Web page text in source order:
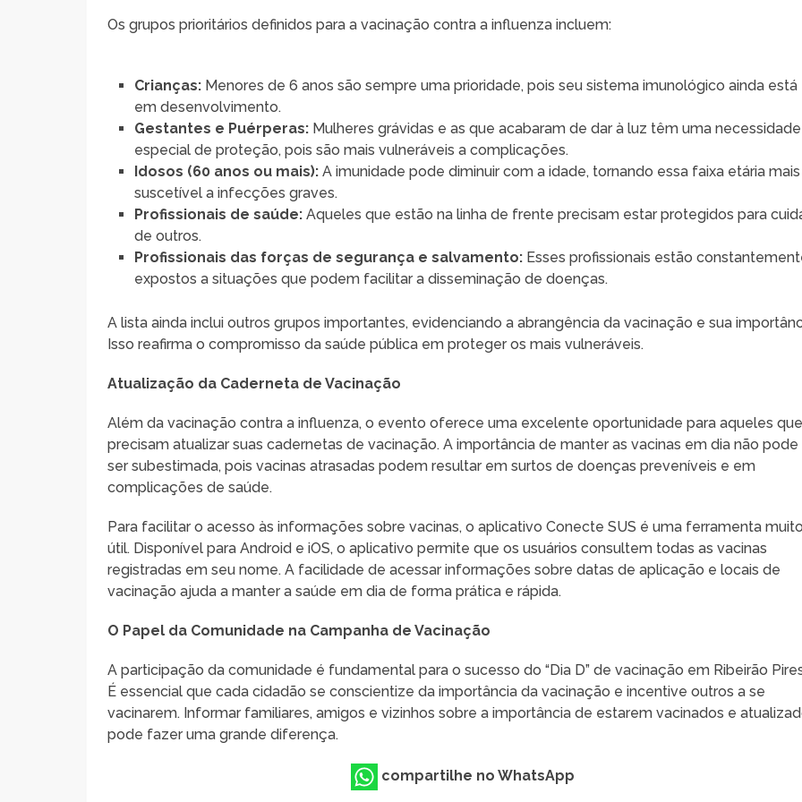
Os grupos prioritários definidos para a vacinação contra a influenza incluem:
Crianças: Menores de 6 anos são sempre uma prioridade, pois seu sistema imunológico ainda está
em desenvolvimento.
Gestantes e Puérperas: Mulheres grávidas e as que acabaram de dar à luz têm uma necessidade
especial de proteção, pois são mais vulneráveis a complicações.
Idosos (60 anos ou mais): A imunidade pode diminuir com a idade, tornando essa faixa etária mais
suscetível a infecções graves.
Profissionais de saúde: Aqueles que estão na linha de frente precisam estar protegidos para
de outros.
Profissionais das forças de segurança e salvamento: Esses profissionais estão
expostos a situações que podem facilitar a disseminação de doenças.
A lista ainda inclui outros grupos importantes, evidenciando a abrangência da vacinação e sua
Isso reafirma o compromisso da saúde pública em proteger os mais vulneráveis.
Atualização da Caderneta de Vacinação
Além da vacinação contra a influenza, o evento oferece uma excelente oportunidade para aqueles que
precisam atualizar suas cadernetas de vacinação. A importância de manter as vacinas em dia não pode
ser subestimada, pois vacinas atrasadas podem resultar em surtos de doenças preveníveis e em
complicações de saúde.
Para facilitar o acesso às informações sobre vacinas, o aplicativo Conecte SUS é uma ferramenta muito
útil. Disponível para Android e iOS, o aplicativo permite que os usuários consultem todas as vacinas
registradas em seu nome. A facilidade de acessar informações sobre datas de aplicação e locais de
vacinação ajuda a manter a saúde em dia de forma prática e rápida.
O Papel da Comunidade na Campanha de Vacinação
A participação da comunidade é fundamental para o sucesso do “Dia D” de vacinação em Ribeirão
É essencial que cada cidadão se conscientize da importância da vacinação e incentive outros a se
vacinarem. Informar familiares, amigos e vizinhos sobre a importância de estarem vacinados e
pode fazer uma grande diferença.
compartilhe no WhatsApp